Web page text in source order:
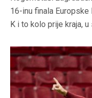
16-inu finala
K i to kolo prije kraja, u